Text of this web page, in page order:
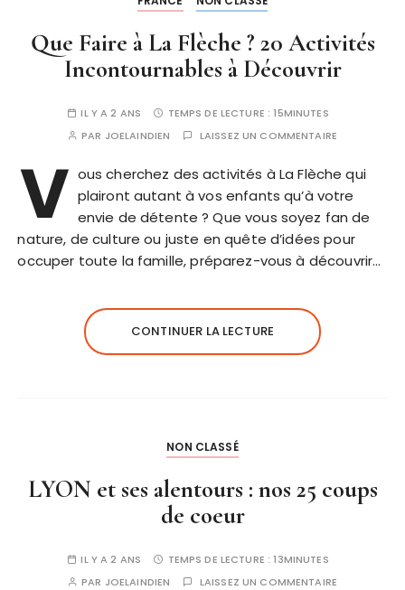
Que Faire à La Flèche ? 20 Activités
Incontournables à Découvrir
IL Y A 2 ANS TEMPS DE LECTURE :15MINUTES
PAR JOELAINDIEN LAISSEZ UN COMMENTAIRE
V ous cherchez des activités à La Flèche qui
plairont autant à vos enfants qu’à votre
envie de détente ? Que vous soyez fan de
nature, de culture ou juste en quête d’idées pour
occuper toute la famille, préparez-vous à découvrir…
CONTINUER LA LECTURE
NON CLASSÉ
LYON et ses alentours : nos 25 coups
de coeur
IL Y A 2 ANS TEMPS DE LECTURE :13MINUTES
PAR JOELAINDIEN LAISSEZ UN COMMENTAIRE